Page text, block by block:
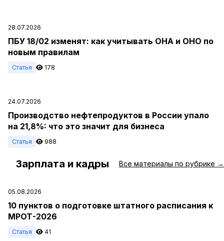
28.07.2026
ПБУ 18/02 изменят: как учитывать ОНА и ОНО по
новым правилам
Статья 178
24.07.2026
Производство нефтепродуктов в России упало
на 21,8%: что это значит для бизнеса
Статья 988
Зарплата и кадры Все материалы по рубрике →
05.08.2026
10 пунктов о подготовке штатного расписания к
МРОТ-2026
Статья 41